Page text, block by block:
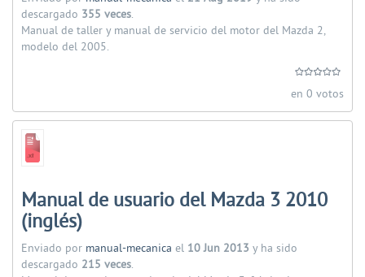
descargado 355 veces.
Manual de taller y manual de servicio del motor del Mazda 2,
modelo del 2005.
en 0 votos
Manual de usuario del Mazda 3 2010
(inglés)
Enviado por manual-mecanica el 10 Jun 2013 y ha sido
descargado 215 veces.